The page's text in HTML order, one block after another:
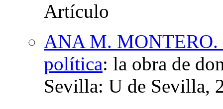
ANA M. MONTERO.
política: la obra de
Sevilla: U de Sevilla,